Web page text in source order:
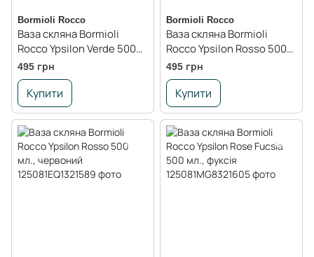
Bormioli Rocco
Ваза скляна Bormioli
Rocco Ypsilon Verde 500
мл., салатовий
495 грн
Купити
Bormioli Rocco
Ваза скляна Bormioli
Rocco Ypsilon Rosso 500
мл., червоний
495 грн
Купити